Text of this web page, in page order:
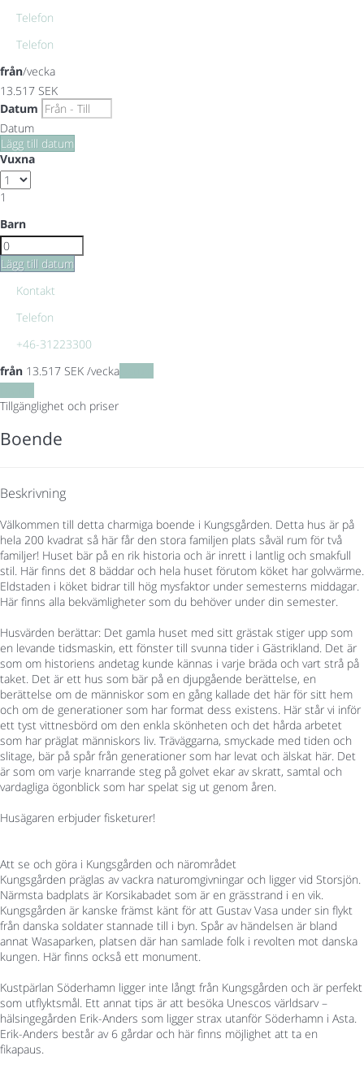
Telefon
Telefon
från/vecka
13.517 SEK
Datum
Datum
Lägg till datum
Vuxna
1
Barn
Lägg till datum
Kontakt
Telefon
+46-31223300
från 13.517 SEK /vecka
Tillgänglighet och priser
Boende
Beskrivning
Välkommen till detta charmiga boende i Kungsgården. Detta hus är på
hela 200 kvadrat så här får den stora familjen plats såväl rum för två
familjer! Huset bär på en rik historia och är inrett i lantlig och smakfull
stil. Här finns det 8 bäddar och hela huset förutom köket har golvvärme.
Eldstaden i köket bidrar till hög mysfaktor under semesterns middagar.
Här finns alla bekvämligheter som du behöver under din semester.
Husvärden berättar: Det gamla huset med sitt grästak stiger upp som
en levande tidsmaskin, ett fönster till svunna tider i Gästrikland. Det är
som om historiens andetag kunde kännas i varje bräda och vart strå på
taket. Det är ett hus som bär på en djupgående berättelse, en
berättelse om de människor som en gång kallade det här för sitt hem
och om de generationer som har format dess existens. Här står vi inför
ett tyst vittnesbörd om den enkla skönheten och det hårda arbetet
som har präglat människors liv. Träväggarna, smyckade med tiden och
slitage, bär på spår från generationer som har levat och älskat här. Det
är som om varje knarrande steg på golvet ekar av skratt, samtal och
vardagliga ögonblick som har spelat sig ut genom åren.
Husägaren erbjuder fisketurer!
Att se och göra i Kungsgården och närområdet
Kungsgården präglas av vackra naturomgivningar och ligger vid Storsjön.
Närmsta badplats är Korsikabadet som är en grässtrand i en vik.
Kungsgården är kanske främst känt för att Gustav Vasa under sin flykt
från danska soldater stannade till i byn. Spår av händelsen är bland
annat Wasaparken, platsen där han samlade folk i revolten mot danska
kungen. Här finns också ett monument.
Kustpärlan Söderhamn ligger inte långt från Kungsgården och är perfekt
som utflyktsmål. Ett annat tips är att besöka Unescos världsarv –
hälsingegården Erik-Anders som ligger strax utanför Söderhamn i Asta.
Erik-Anders består av 6 gårdar och här finns möjlighet att ta en
fikapaus.